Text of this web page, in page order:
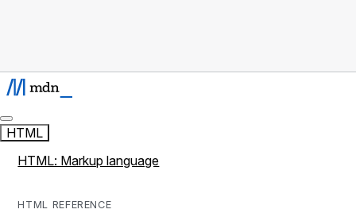
HTML
HTML: Markup language
HTML REFERENCE